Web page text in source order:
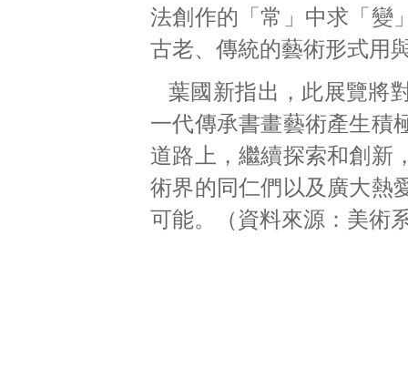
法創作的「常」中求「變
古老、傳統的藝術形式用
葉國新指出，此展覽將
一代傳承書畫藝術產生積
道路上，繼續探索和創新
術界的同仁們以及廣大熱
可能。（資料來源：美術